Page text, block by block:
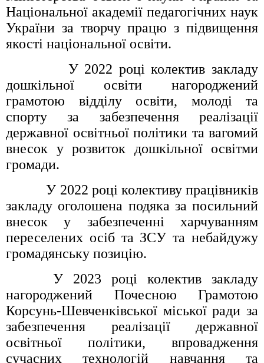
Національної академії педагогічних наук
України за творчу працю з підвищення
якості національної освіти.
У 2022 році колектив закладу
дошкільної освіти нагороджений
грамотою відділу освіти, молоді та
спорту за забезпечення реалізації
державної освітньої політики та вагомий
внесок у розвиток дошкільної освітми
громади.
У 2022 році колективу працівників
закладу оголошена подяка за посильний
внесок у забезпеченні харчуванням
переселених осіб та ЗСУ та небайдужу
громадянську позицію.
У 2023 році колектив закладу
нагороджений Почесною Грамотою
Корсунь-Шевченківської міської ради за
забезпечення реалізації державної
освітньої політики, впровадження
сучасних технологій навчання та